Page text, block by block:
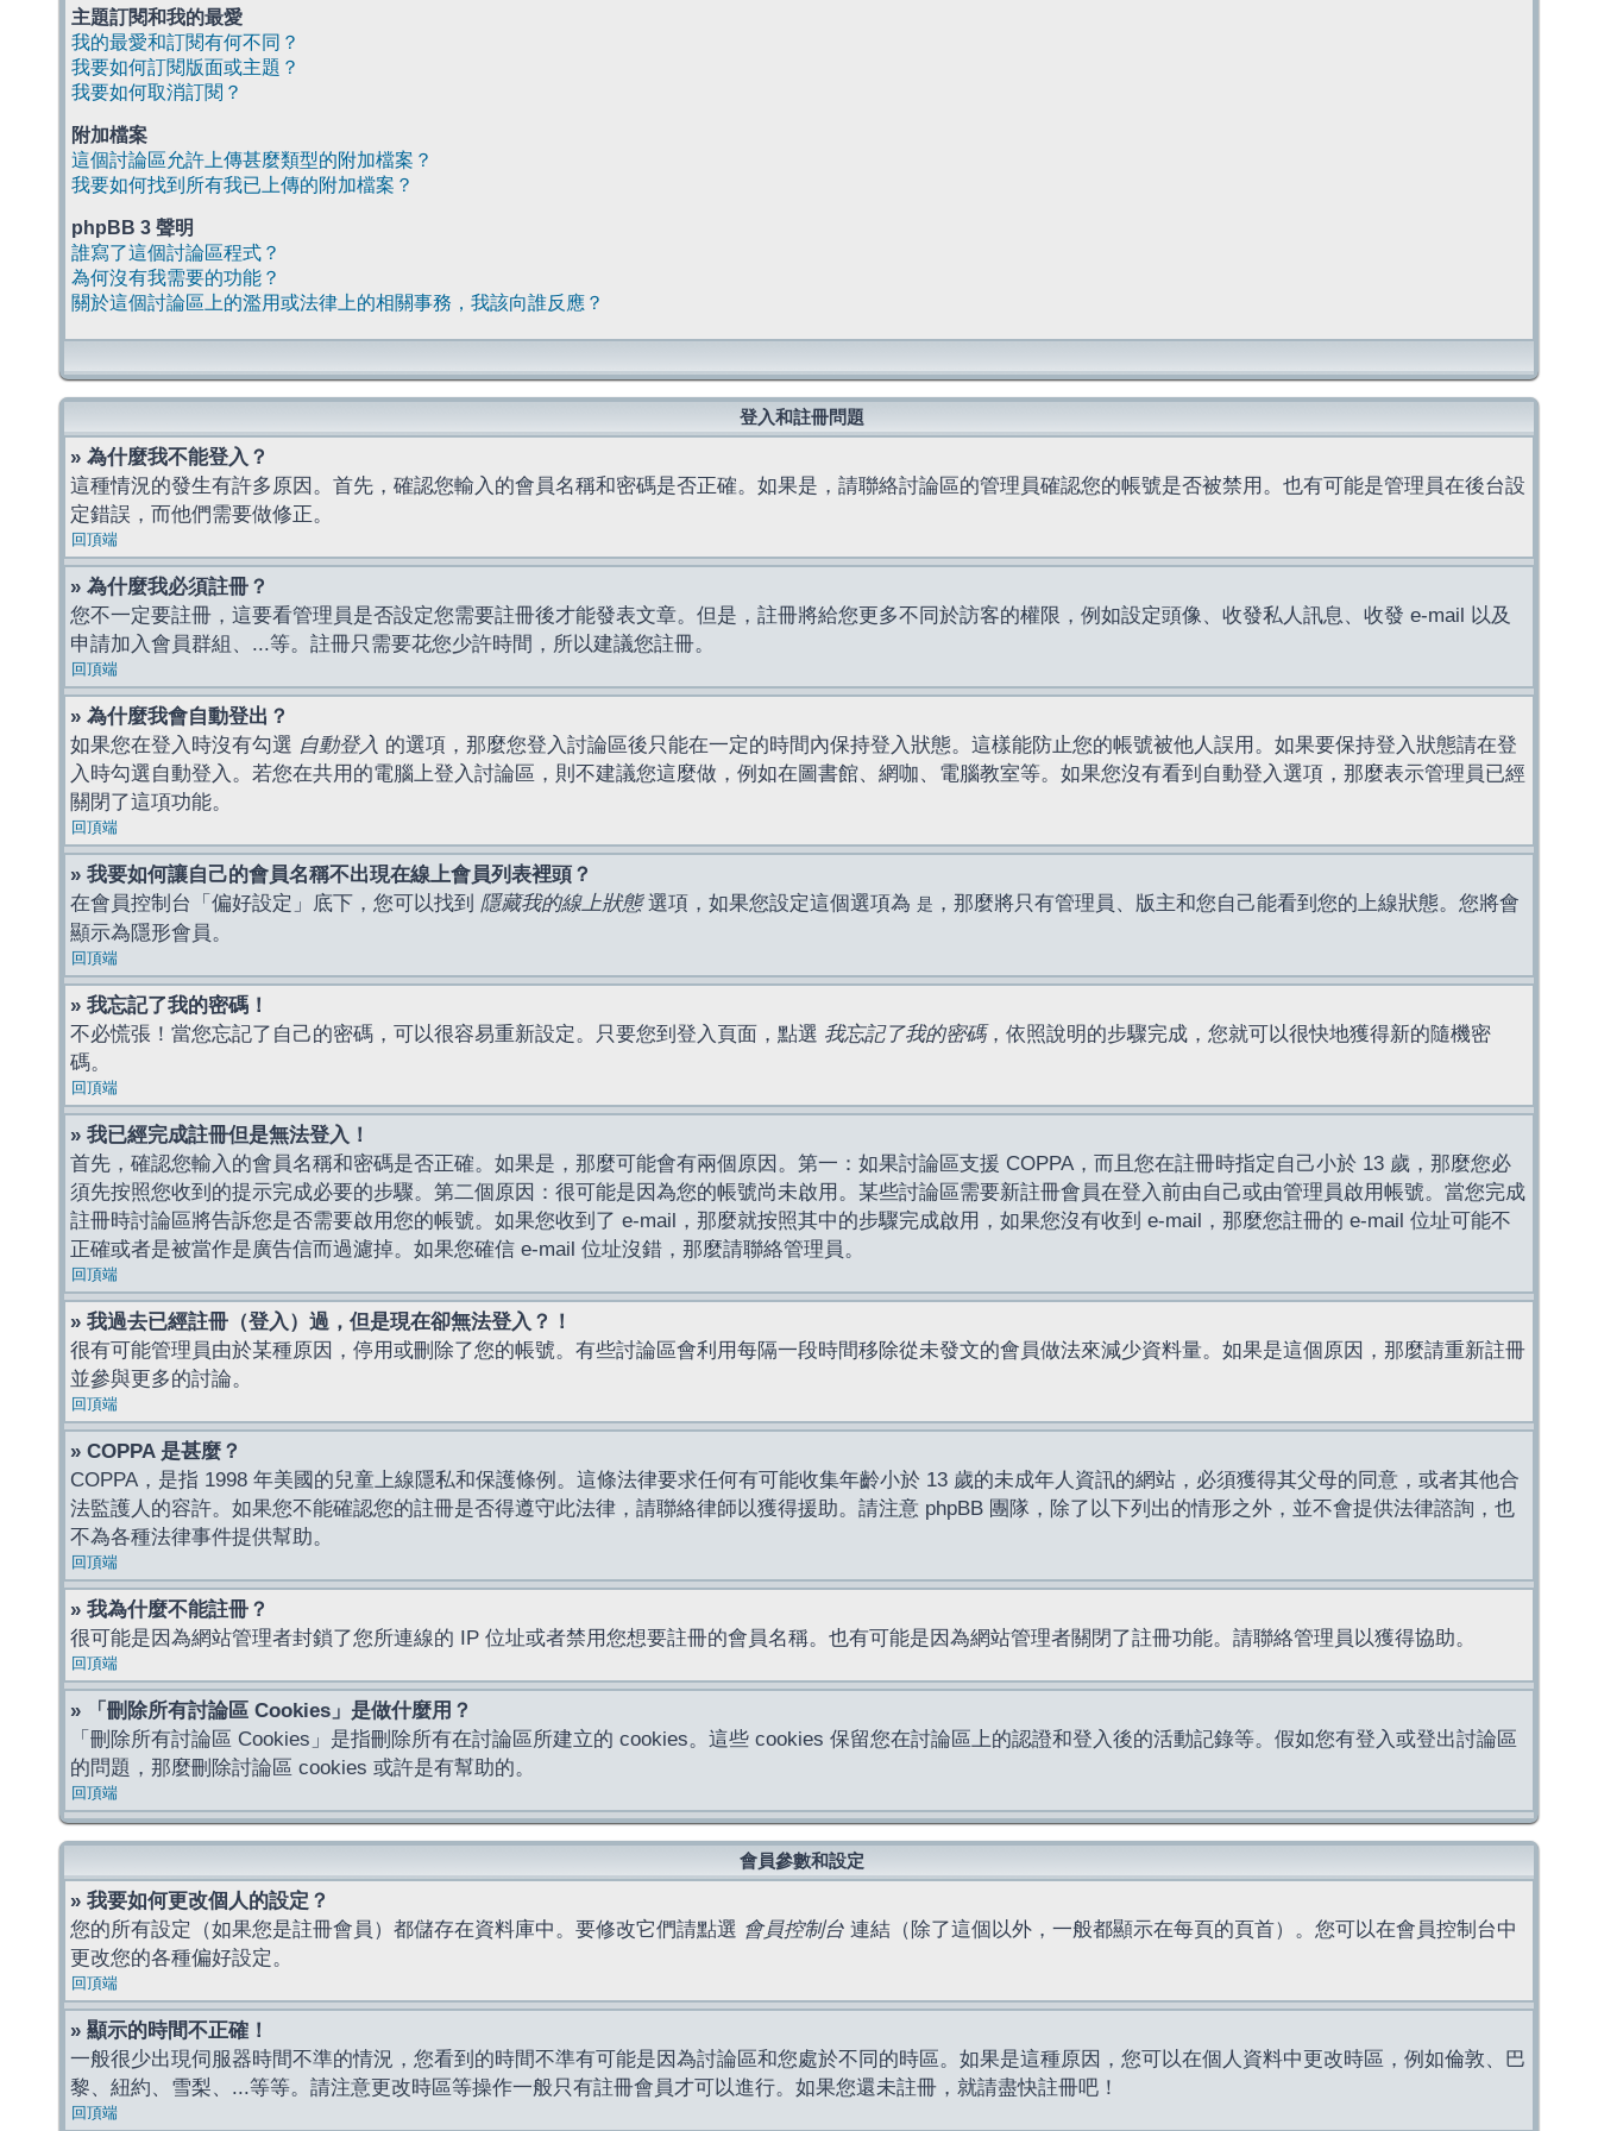
主題訂閱和我的最愛
我的最愛和訂閱有何不同？
我要如何訂閱版面或主題？
我要如何取消訂閱？
附加檔案
這個討論區允許上傳甚麼類型的附加檔案？
我要如何找到所有我已上傳的附加檔案？
phpBB 3 聲明
誰寫了這個討論區程式？
為何沒有我需要的功能？
關於這個討論區上的濫用或法律上的相關事務，我該向誰反應？
登入和註冊問題
» 為什麼我不能登入？
這種情況的發生有許多原因。首先，確認您輸入的會員名稱和密碼是否正確。如果是，請聯絡討論區的管理員確認您的帳號是否被禁用。也有可能是管理員在後台設
定錯誤，而他們需要做修正。
回頂端
» 為什麼我必須註冊？
您不一定要註冊，這要看管理員是否設定您需要註冊後才能發表文章。但是，註冊將給您更多不同於訪客的權限，例如設定頭像、收發私人訊息、收發 e-mail 以及
申請加入會員群組、...等。註冊只需要花您少許時間，所以建議您註冊。
回頂端
» 為什麼我會自動登出？
如果您在登入時沒有勾選 自動登入 的選項，那麼您登入討論區後只能在一定的時間內保持登入狀態。這樣能防止您的帳號被他人誤用。如果要保持登入狀態請在登
入時勾選自動登入。若您在共用的電腦上登入討論區，則不建議您這麼做，例如在圖書館、網咖、電腦教室等。如果您沒有看到自動登入選項，那麼表示管理員已經
關閉了這項功能。
回頂端
» 我要如何讓自己的會員名稱不出現在線上會員列表裡頭？
在會員控制台「偏好設定」底下，您可以找到 隱藏我的線上狀態選項，如果您設定這個選項為 是 ，那麼將只有管理員、版主和您自己能看到您的上線狀態。您將會
顯示為隱形會員。
回頂端
» 我忘記了我的密碼！
不必慌張！當您忘記了自己的密碼，可以很容易重新設定。只要您到登入頁面，點選 我忘記了我的密碼，依照說明的步驟完成，您就可以很快地獲得新的隨機密
碼。
回頂端
» 我已經完成註冊但是無法登入！
首先，確認您輸入的會員名稱和密碼是否正確。如果是，那麼可能會有兩個原因。第一：如果討論區支援 COPPA，而且您在註冊時指定自己小於 13 歲，那麼您必
須先按照您收到的提示完成必要的步驟。第二個原因：很可能是因為您的帳號尚未啟用。某些討論區需要新註冊會員在登入前由自己或由管理員啟用帳號。當您完成
註冊時討論區將告訴您是否需要啟用您的帳號。如果您收到了 e-mail，那麼就按照其中的步驟完成啟用，如果您沒有收到 e-mail，那麼您註冊的 e-mail 位址可能不
正確或者是被當作是廣告信而過濾掉。如果您確信 e-mail 位址沒錯，那麼請聯絡管理員。
回頂端
» 我過去已經註冊（登入）過，但是現在卻無法登入？！
很有可能管理員由於某種原因，停用或刪除了您的帳號。有些討論區會利用每隔一段時間移除從未發文的會員做法來減少資料量。如果是這個原因，那麼請重新註冊
並參與更多的討論。
回頂端
» COPPA 是甚麼？
COPPA，是指 1998 年美國的兒童上線隱私和保護條例。這條法律要求任何有可能收集年齡小於 13 歲的未成年人資訊的網站，必須獲得其父母的同意，或者其他合
法監護人的容許。如果您不能確認您的註冊是否得遵守此法律，請聯絡律師以獲得援助。請注意 phpBB 團隊，除了以下列出的情形之外，並不會提供法律諮詢，也
不為各種法律事件提供幫助。
回頂端
» 我為什麼不能註冊？
很可能是因為網站管理者封鎖了您所連線的 IP 位址或者禁用您想要註冊的會員名稱。也有可能是因為網站管理者關閉了註冊功能。請聯絡管理員以獲得協助。
回頂端
» 「刪除所有討論區 Cookies」是做什麼用？
「刪除所有討論區 Cookies」是指刪除所有在討論區所建立的 cookies。這些 cookies 保留您在討論區上的認證和登入後的活動記錄等。假如您有登入或登出討論區
的問題，那麼刪除討論區 cookies 或許是有幫助的。
回頂端
會員參數和設定
» 我要如何更改個人的設定？
您的所有設定（如果您是註冊會員）都儲存在資料庫中。要修改它們請點選 會員控制台 連結（除了這個以外，一般都顯示在每頁的頁首）。您可以在會員控制台中
更改您的各種偏好設定。
回頂端
» 顯示的時間不正確！
一般很少出現伺服器時間不準的情況，您看到的時間不準有可能是因為討論區和您處於不同的時區。如果是這種原因，您可以在個人資料中更改時區，例如倫敦、巴
黎、紐約、雪梨、...等等。請注意更改時區等操作一般只有註冊會員才可以進行。如果您還未註冊，就請盡快註冊吧！
回頂端